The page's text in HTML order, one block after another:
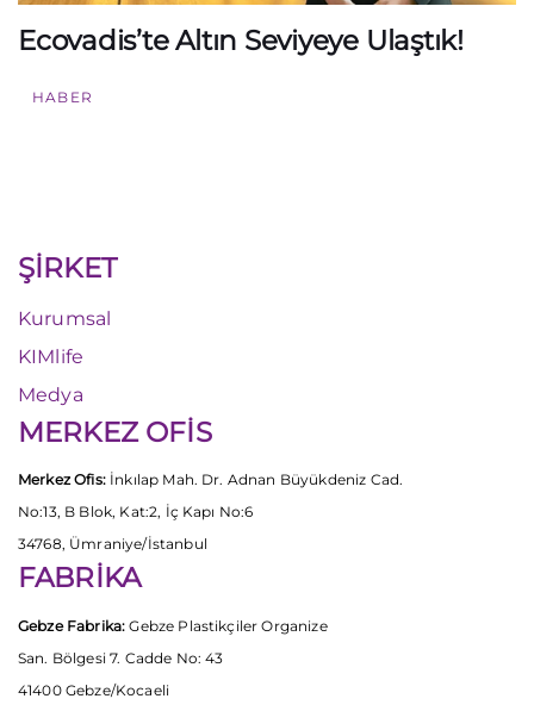
Ecovadis’te Altın Seviyeye Ulaştık!
HABER
ŞİRKET
Kurumsal
KIMlife
Medya
MERKEZ OFİS
Merkez Ofis:İnkılap Mah. Dr. Adnan Büyükdeniz Cad.
No:13, B Blok, Kat:2, İç Kapı No:6
34768, Ümraniye/İstanbul
FABRİKA
Gebze Fabrika: Gebze Plastikçiler Organize
San. Bölgesi 7. Cadde No: 43
41400 Gebze/Kocaeli